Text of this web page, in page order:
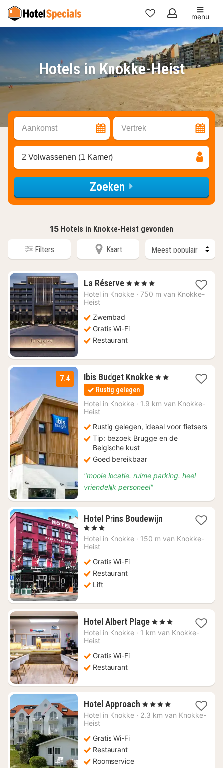
Mijn
favorieten
menu
Hotels in Knokke-Heist
Aankomst Vertrek
2 Volwassenen (1 Kamer)
Zoeken
15 Hotels in Knokke-Heist gevonden
Filters Kaart
La Réserve1
nacht
, 4 Sterren
Hotel in Knokke · 750 m van Knokke-
Heist
Zwembad
Gratis Wi-Fi
Restaurant
7.4 Ibis Budget Knokke1
€
, 2 Sterren
Rustig gelegen
Hotel in Knokke · 1.9 km van Knokke-
Heist
Rustig gelegen, ideaal voor fietsers
Tip: bezoek Brugge en de
Belgische kust
Goed bereikbaar
"mooie locatie. ruime parking. heel
vriendelijk personeel"
Hotel Prins Boudewijn1
vanaf
, 3 Sterren
Hotel in Knokke · 150 m van Knokke-
Heist
Gratis Wi-Fi
Restaurant
Lift
Hotel Albert Plage1
nacht
, 3 Sterren
Hotel in Knokke · 1 km van Knokke-
Heist
Gratis Wi-Fi
Restaurant
Hotel Approach 1
nacht
, 4 Sterren
Hotel in Knokke · 2.3 km van Knokke-
Heist
Gratis Wi-Fi
Restaurant
Roomservice